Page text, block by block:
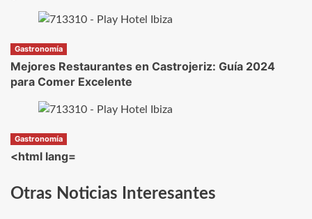
Gastronomía
Mejores Restaurantes en Castrojeriz: Guía 2024
para Comer Excelente
Gastronomía
<html lang=
Otras Noticias Interesantes